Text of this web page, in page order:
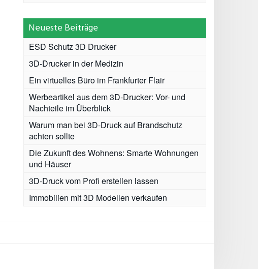
Neueste Beiträge
ESD Schutz 3D Drucker
3D-Drucker in der Medizin
Ein virtuelles Büro im Frankfurter Flair
Werbeartikel aus dem 3D-Drucker: Vor- und
Nachteile im Überblick
Warum man bei 3D-Druck auf Brandschutz
achten sollte
Die Zukunft des Wohnens: Smarte Wohnungen
und Häuser
3D-Druck vom Profi erstellen lassen
Immobilien mit 3D Modellen verkaufen